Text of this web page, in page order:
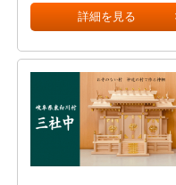
詳細を見る